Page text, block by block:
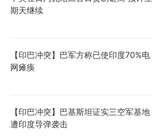
期天继续
【印巴冲突】巴军方称已使印度70%电
网瘫痪
【印巴冲突】巴基斯坦证实三空军基地
遭印度导弹袭击